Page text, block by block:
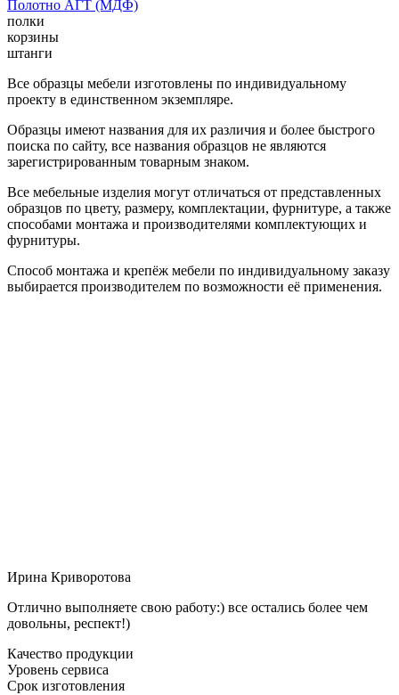
Полотно АГТ (МДФ)
полки
корзины
штанги
Все образцы мебели изготовлены по индивидуальному
проекту в единственном экземпляре.
Образцы имеют названия для их различия и более быстрого
поиска по сайту, все названия образцов не являются
зарегистрированным товарным знаком.
Все мебельные изделия могут отличаться от представленных
образцов по цвету, размеру, комплектации, фурнитуре, а также
способами монтажа и производителями комплектующих и
фурнитуры.
Способ монтажа и крепёж мебели по индивидуальному заказу
выбирается производителем по возможности её применения.
Ирина Криворотова
Отлично выполняете свою работу:) все остались более чем
довольны, респект!)
Качество продукции
Уровень сервиса
Срок изготовления